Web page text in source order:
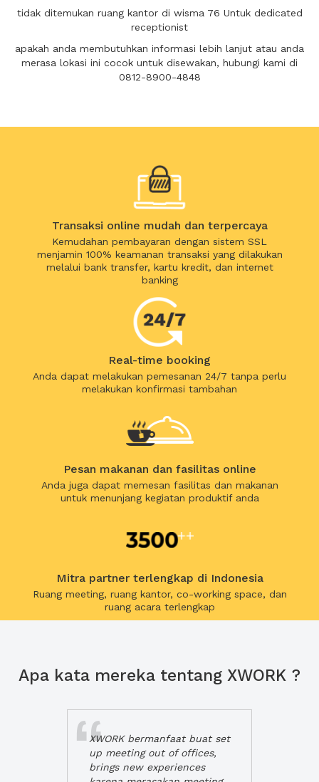
tidak ditemukan ruang kantor di wisma 76 Untuk dedicated
receptionist
apakah anda membutuhkan informasi lebih lanjut atau anda
merasa lokasi ini cocok untuk disewakan, hubungi kami di
0812-8900-4848
Transaksi online mudah dan terpercaya
Kemudahan pembayaran dengan sistem SSL
menjamin 100% keamanan transaksi yang dilakukan
melalui bank transfer, kartu kredit, dan internet
banking
Real-time booking
Anda dapat melakukan pemesanan 24/7 tanpa perlu
melakukan konfirmasi tambahan
Pesan makanan dan fasilitas online
Anda juga dapat memesan fasilitas dan makanan
untuk menunjang kegiatan produktif anda
Mitra partner terlengkap di Indonesia
Ruang meeting, ruang kantor, co-working space, dan
ruang acara terlengkap
Apa kata mereka tentang XWORK ?
XWORK bermanfaat buat set
up meeting out of offices,
brings new experiences